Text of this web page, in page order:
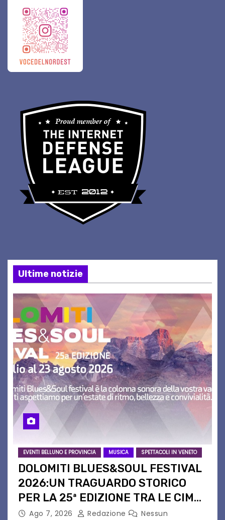
Ultime notizie
EVENTI BELLUNO E PROVINCIA MUSICA SPETTACOLI IN VENETO
DOLOMITI BLUES&SOUL FESTIVAL
2026:UN TRAGUARDO STORICO
PER LA 25ª EDIZIONE TRA LE CIME
PATRIMONIO UNESCO
Ago 7, 2026 Redazione
Nessun